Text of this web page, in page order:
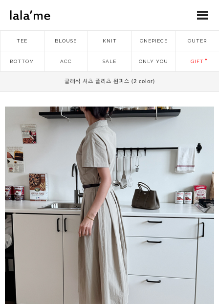
TEE BLOUSE KNIT ONEPIECE OUTER
BOTTOM ACC SALE ONLY YOU GIFT
클래식 셔츠 플리츠 원피스 (2 color)